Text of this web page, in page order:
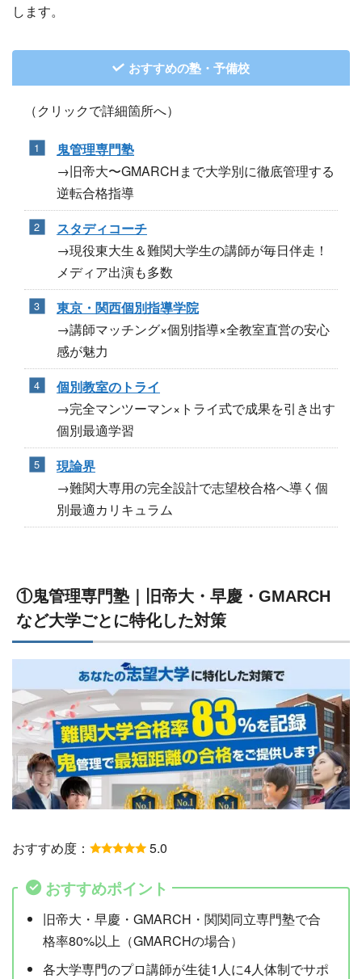
します。
おすすめの塾・予備校
（クリックで詳細箇所へ）
鬼管理専門塾
→旧帝大〜GMARCHまで大学別に徹底管理する
逆転合格指導
スタディコーチ
→現役東大生＆難関大学生の講師が毎日伴走！
メディア出演も多数
東京・関西個別指導学院
→講師マッチング×個別指導×全教室直営の安心
感が魅力
個別教室のトライ
→完全マンツーマン×トライ式で成果を引き出す
個別最適学習
現論界
→難関大専用の完全設計で志望校合格へ導く個
別最適カリキュラム
①鬼管理専門塾｜旧帝大・早慶・GMARCH
など大学ごとに特化した対策
おすすめ度： 5.0
おすすめポイント
旧帝大・早慶・GMARCH・関関同立専門塾で合
格率80%以上（GMARCHの場合）
各大学専門のプロ講師が生徒1人に4人体制でサポ